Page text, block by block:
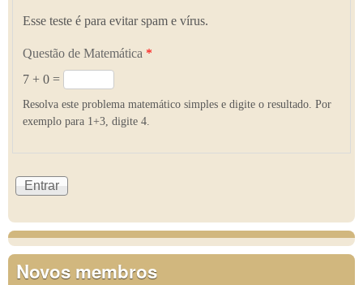
Esse teste é para evitar spam e vírus.
Questão de Matemática *
7 + 0 =
Resolva este problema matemático simples e digite o resultado. Por
exemplo para 1+3, digite 4.
Novos membros